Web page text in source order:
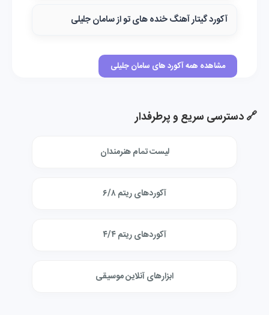
آکورد گیتار آهنگ خنده های تو از سامان جلیلی
مشاهده همه آکورد های سامان جلیلی
🔗 دسترسی سریع و پرطرفدار
لیست تمام هنرمندان
آکوردهای ریتم ۶/۸
آکوردهای ریتم ۴/۴
ابزارهای آنلاین موسیقی